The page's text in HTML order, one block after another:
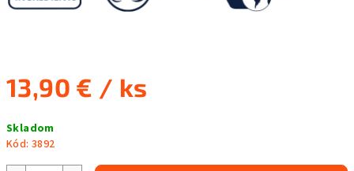
13,90 € / ks
cena:
Skladom
Kód: 3892